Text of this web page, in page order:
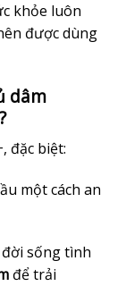
khỏe luôn
được dùng
dâm
đặc biệt:
một cách an
sống tình
để trải